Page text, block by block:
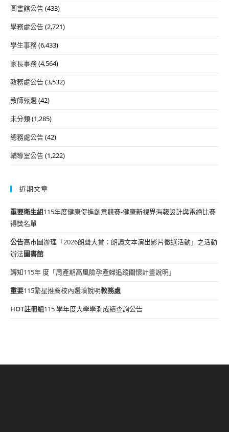
圖書館公告(433)
學務處公告(2,721)
學生事務(6,433)
家長事務(4,564)
教務處公告(3,532)
教師甄選(42)
未分類(1,285)
總務處公告(42)
輔導室公告(1,222)
近期文章
重要衛生組115年度健康促進創意競賽-健康新視界海報設計與電繪比賽
得獎名單
公告高市圖辦理「2026朗聲大賞：朗讀文本演出影片徵選活動」之活動
辦法圖書館
轉知115年 度「周產期高風險孕產婦追蹤關懷計畫說明」
重要115繁星推薦校內選填說明教務處
HOT註冊組115 學年度大學學測成績查詢公告